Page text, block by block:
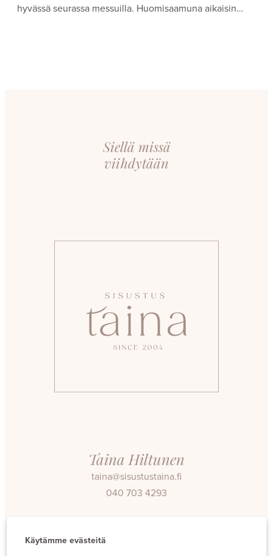
hyvässä seurassa messuilla. Huomisaamuna aikaisin…
Siellä missä
viihdytään
Taina Hiltunen
taina@sisustustaina.fi
040 703 4293
Käytämme evästeitä